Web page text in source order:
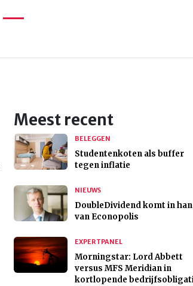
Meest recent
BELEGGEN
Studentenkoten als buffer
tegen inflatie
NIEUWS
DoubleDividend komt in
van Econopolis
EXPERTPANEL
Morningstar: Lord Abbett
versus MFS Meridian in
kortlopende